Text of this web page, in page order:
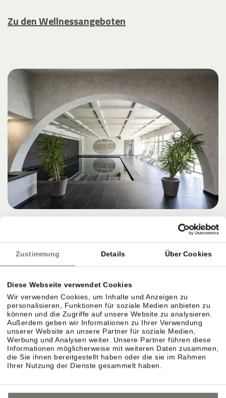
Zustimmung Details Über Cookies
Diese Webseite verwendet Cookies
Wir verwenden Cookies, um Inhalte und Anzeigen zu
personalisieren, Funktionen für soziale Medien anbieten zu
können und die Zugriffe auf unsere Website zu analysieren.
Außerdem geben wir Informationen zu Ihrer Verwendung
unserer Website an unsere Partner für soziale Medien,
Werbung und Analysen weiter. Unsere Partner führen diese
Informationen möglicherweise mit weiteren Daten zusammen,
die Sie ihnen bereitgestellt haben oder die sie im Rahmen
Ihrer Nutzung der Dienste gesammelt haben.
Zu den Wellnessangeboten